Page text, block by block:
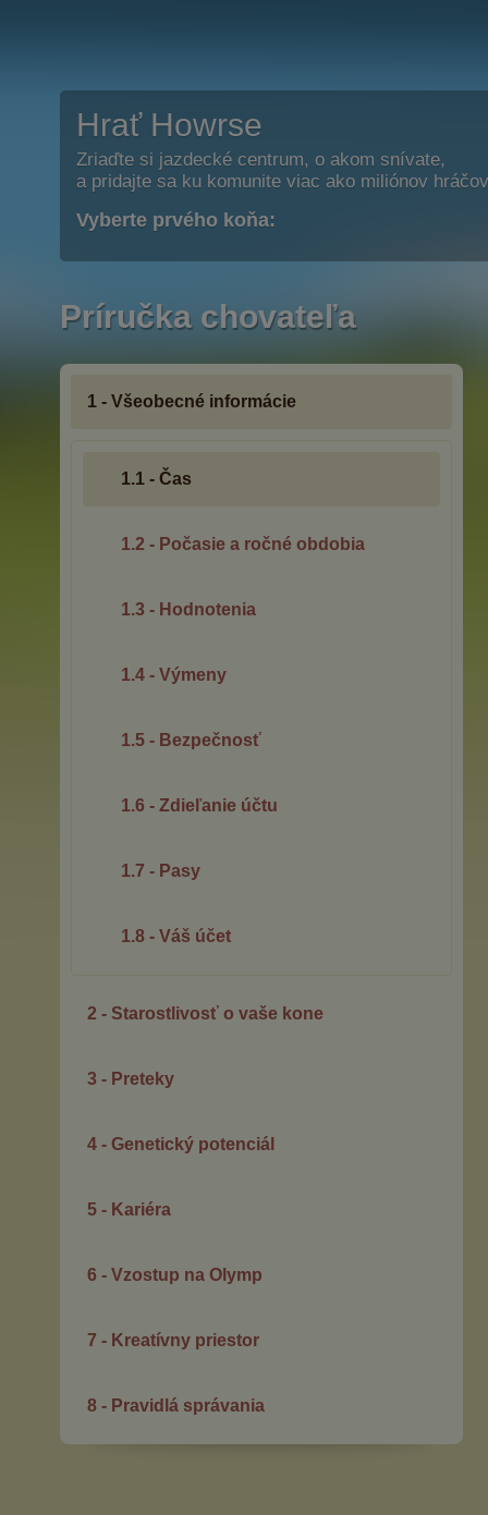
Hrať Howrse
Zriaďte si jazdecké centrum, o akom snívate,
a pridajte sa ku komunite viac ako miliónov
Vyberte prvého koňa:
Príručka chovateľa
1 - Všeobecné informácie
1.1 - Čas
1.2 - Počasie a ročné obdobia
1.3 - Hodnotenia
1.4 - Výmeny
1.5 - Bezpečnosť
1.6 - Zdieľanie účtu
1.7 - Pasy
1.8 - Váš účet
2 - Starostlivosť o vaše kone
3 - Preteky
4 - Genetický potenciál
5 - Kariéra
6 - Vzostup na Olymp
7 - Kreatívny priestor
8 - Pravidlá správania